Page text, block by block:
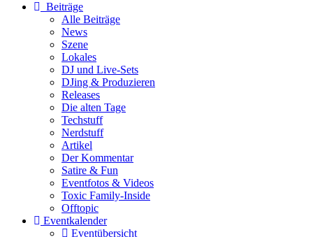
Beiträge
Alle Beiträge
News
Szene
Lokales
DJ und Live-Sets
DJing & Produzieren
Releases
Die alten Tage
Techstuff
Nerdstuff
Artikel
Der Kommentar
Satire & Fun
Eventfotos & Videos
Toxic Family-Inside
Offtopic
Eventkalender
Eventübersicht